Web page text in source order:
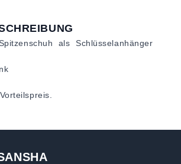
als Schlüsselanhänger